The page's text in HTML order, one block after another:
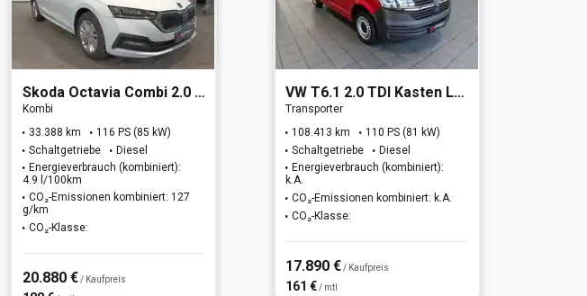
Skoda Octavia Combi 2.0 TDI Ambition
Kombi
33.388 km
116 PS (85 kW)
Schaltgetriebe
Diesel
Energieverbrauch (kombiniert):
4.9 l/100km
CO₂-Emissionen kombiniert: 127
g/km
CO₂-Klasse:
20.880 € / Kaufpreis
VW T6.1 2.0 TDI Kasten L1H1 (EURO 6d-TEMP)
Transporter
108.413 km
110 PS (81 kW)
Schaltgetriebe
Diesel
Energieverbrauch (kombiniert):
k.A.
CO₂-Emissionen kombiniert: k.A.
CO₂-Klasse:
17.890 € / Kaufpreis
161 € / mtl